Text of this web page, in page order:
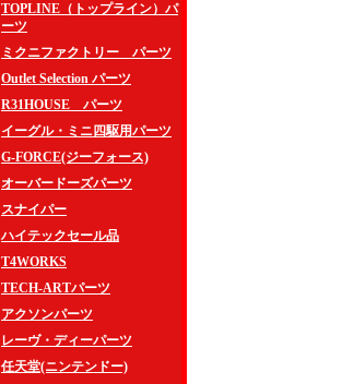
TOPLINE（トップライン）パ
ーツ
ミクニファクトリー パーツ
Outlet Selection パーツ
R31HOUSE パーツ
イーグル・ミニ四駆用パーツ
G-FORCE(ジーフォース)
オーバードーズパーツ
スナイパー
ハイテックセール品
T4WORKS
TECH-ARTパーツ
アクソンパーツ
レーヴ・ディーパーツ
任天堂(ニンテンドー)